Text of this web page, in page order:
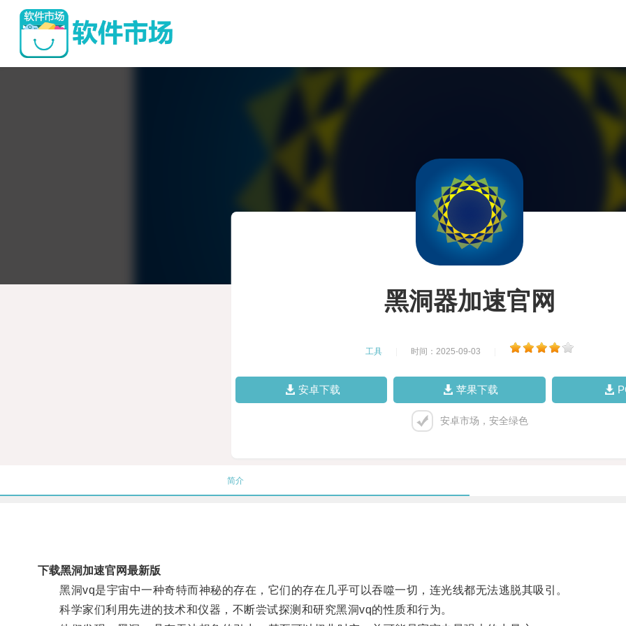
黑洞器加速官网
工具 时间：2025-09-03
安卓下载 苹果下载
安卓市场，安全绿色
简介
下载黑洞加速官网最新版
黑洞vq是宇宙中一种奇特而神秘的存在，它们的存在几乎可以吞噬一切，连光线都无法逃脱其吸引。
科学家们利用先进的技术和仪器，不断尝试探测和研究黑洞vq的性质和行为。